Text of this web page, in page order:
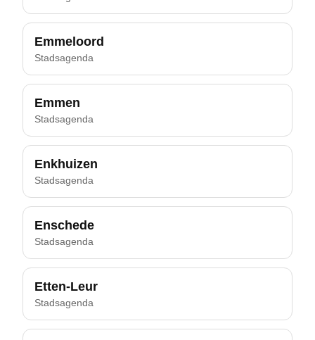
Emmeloord
Stadsagenda
Emmen
Stadsagenda
Enkhuizen
Stadsagenda
Enschede
Stadsagenda
Etten-Leur
Stadsagenda